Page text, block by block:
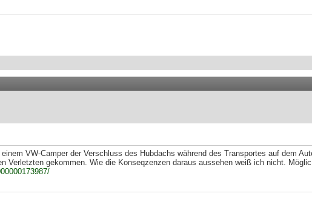
VW-Camper der Verschluss des Hubdachs während des Transportes auf dem
Verletzten gekommen. Wie die Konseqzenzen daraus aussehen weiß ich nicht.